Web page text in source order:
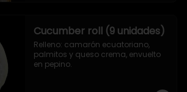
Cucumber roll (9 unidades)
Relleno: camarón ecuatoriano,
palmitos y queso crema, envuelto
en pepino.